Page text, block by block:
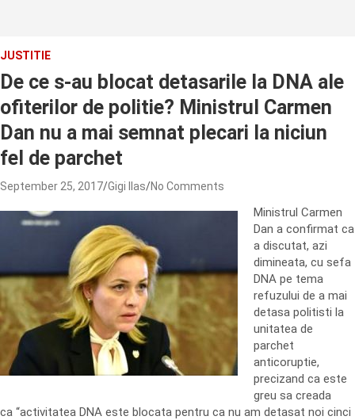
JUSTITIE
De ce s-au blocat detasarile la DNA ale
ofiterilor de politie? Ministrul Carmen
Dan nu a mai semnat plecari la niciun
fel de parchet
September 25, 2017 Gigi Ilas No Comments
Ministrul Carmen
Dan a confirmat ca
a discutat, azi
dimineata, cu sefa
DNA pe tema
refuzului de a mai
detasa politisti la
unitatea de
parchet
anticoruptie,
precizand ca este
greu sa creada
ca “activitatea DNA este blocata pentru ca nu am detasat noi cinci